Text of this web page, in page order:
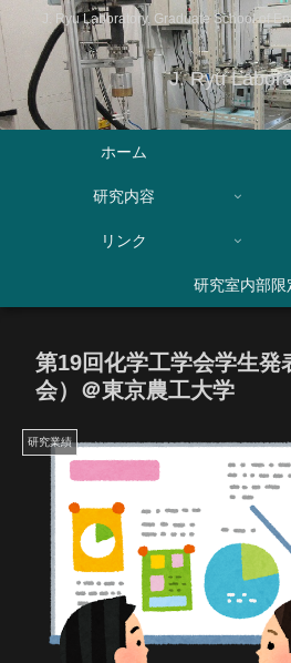
J. Ryu Laboratory, Graduate School of
J. Ryu
ホーム
研究内容
リンク
研究室内部限
第19回化学工学会学生発
会）＠東京農工大学
研究業績